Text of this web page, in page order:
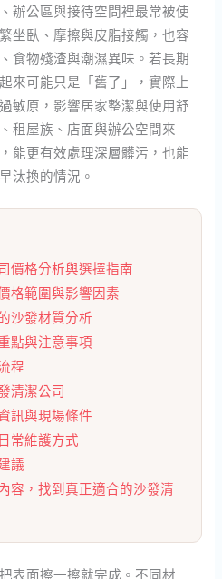
辦公區與接待空間裡最常被使
坐臥、摩擦與皮脂接觸，也容
食物殘渣與潮濕異味。若長期
來可能只是「舊了」，實際上
敏原，影響居家整潔與使用舒
租屋族、店面與辦公空間來
能更有效處理深層髒污，也能
汰換的情況。
價格分析與選擇指南
格範圍與影響因素
沙發材質分析
點與注意事項
程
清潔公司
訊與現場條件
常維護方式
議
容，找到真正適合的沙發清
表面擦一擦就完成。不同材